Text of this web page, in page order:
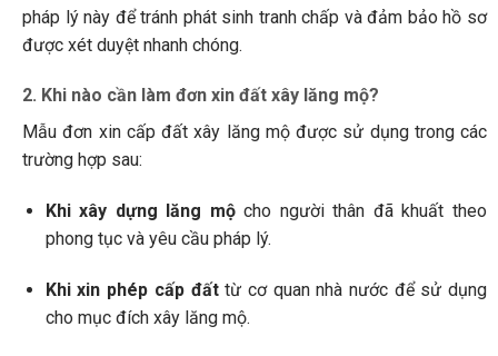
pháp lý này để tránh phát sinh tranh chấp và đảm bảo hồ sơ
được xét duyệt nhanh chóng.
2. Khi nào cần làm đơn xin đất xây lăng mộ?
Mẫu đơn xin cấp đất xây lăng mộ được sử dụng trong các
trường hợp sau:
Khi xây dựng lăng mộcho người thân đã khuất theo
phong tục và yêu cầu pháp lý.
Khi xin phép cấp đấttừ cơ quan nhà nước để sử dụng
cho mục đích xây lăng mộ.